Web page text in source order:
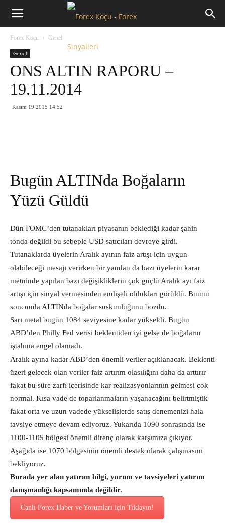
Forex
Forex Koçu Genel
Genel
ONS ALTIN RAPORU –
19.11.2014
Kasım 19 2015 14:52
Bugün ALTINda Boğaların
Yüzü Güldü
Dün FOMC’den tutanakları piyasanın beklediği kadar şahin
tonda değildi bu sebeple USD satıcıları devreye girdi.
Tutanaklarda üyelerin Aralık ayının faiz artışı için uygun
olabileceği mesajı verirken bir yandan da bazı üyelerin karar
metninde yapılan bazı değişikliklerin çok güçlü Aralık ayı faiz
artışı için sinyal vermesinden endişeli oldukları görüldü. Bunun
soncunda ALTINda boğalar suskunluğunu bozdu.
Sarı metal bugün 1084 seviyesine kadar yükseldi. Bugün
ABD’den Philly Fed verisi beklentiden iyi gelse de boğaların
iştahına engel olamadı.
Aralık ayına kadar ABD’den önemli veriler açıklanacak. Beklenti
üzeri gelecek olan veriler faiz artırım olasılığını daha da arttırır
fakat bu süre zarfı içerisinde kar realizasyonlarının gelmesi çok
normal. Kısa vade de toparlanmaların yaşanacağını belirtmiştik
fakat orta ve uzun vadede yükselişlerde satış denemenizi hala
tavsiye etmeye devam ediyoruz. Yukarıda 1090 sonrasında ise
1100-1105 bölgesi önemli direnç olarak karşımıza çıkıyor.
Aşağıda ise 1070 bölgesinin önemli destek olarak çalışmasını
bekliyoruz.
Burada yer alan yatırım bilgi, yorum ve tavsiyeleri yatırım
danışmanlığı kapsamında değildir.
Canlı Forex Haber ve Yorumları için Tıklayın!